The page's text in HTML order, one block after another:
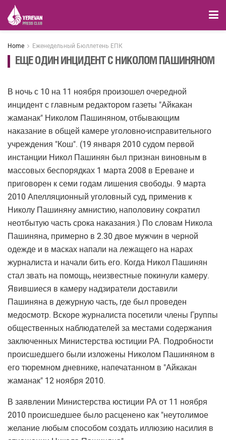
Home Еженедельный Бюллетень ЕПК
ЕЩЕ ОДИН ИНЦИДЕНТ С НИКОЛОМ ПАШИНЯНОМ
В ночь с 10 на 11 ноября произошел очередной
инцидент с главным редактором газеты "Айкакан
жаманак" Николом Пашиняном, отбывающим
наказание в общей камере уголовно-исправительного
учреждения "Кош". (19 января 2010 судом первой
инстанции Никол Пашинян был признан виновным в
массовых беспорядках 1 марта 2008 в Ереване и
приговорен к семи годам лишения свободы. 9 марта
2010 Апелляционный уголовный суд, применив к
Николу Пашиняну амнистию, наполовину сократил
неотбытую часть срока наказания.) По словам Никола
Пашиняна, примерно в 2.30 двое мужчин в черной
одежде и в масках напали на лежащего на нарах
журналиста и начали бить его. Когда Никол Пашинян
стал звать на помощь, неизвестные покинули камеру.
Явившиеся в камеру надзиратели доставили
Пашиняна в дежурную часть, где был проведен
медосмотр. Вскоре журналиста посетили члены Группы
общественных наблюдателей за местами содержания
заключенных Министерства юстиции РА. Подробности
происшедшего были изложены Николом Пашиняном в
его тюремном дневнике, напечатанном в "Айкакан
жаманак" 12 ноября 2010.
В заявлении Министерства юстиции РА от 11 ноября
2010 происшедшее было расценено как "неутолимое
желание любым способом создать иллюзию насилия в